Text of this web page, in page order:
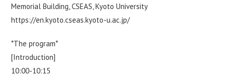
Memorial Building, CSEAS, Kyoto University
https://en.kyoto.cseas.kyoto-u.ac.jp/
*The program*
[Introduction]
10:00-10:15